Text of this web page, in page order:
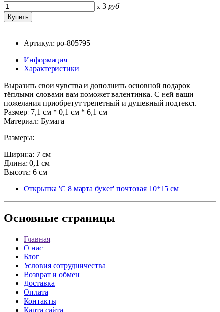
x 3 руб
Артикул: po-805795
Информация
Характеристики
Выразить свои чувства и дополнить основной подарок
тёплыми словами вам поможет валентинка. С ней ваши
пожелания приобретут трепетный и душевный подтекст.
Размер: 7,1 см * 0,1 см * 6,1 см
Материал: Бумага
Размеры:
Ширина: 7 см
Длина: 0,1 см
Высота: 6 см
Открытка 'С 8 марта букет' почтовая 10*15 см
Основные страницы
Главная
О нас
Блог
Условия сотрудничества
Возврат и обмен
Доставка
Оплата
Контакты
Карта сайта